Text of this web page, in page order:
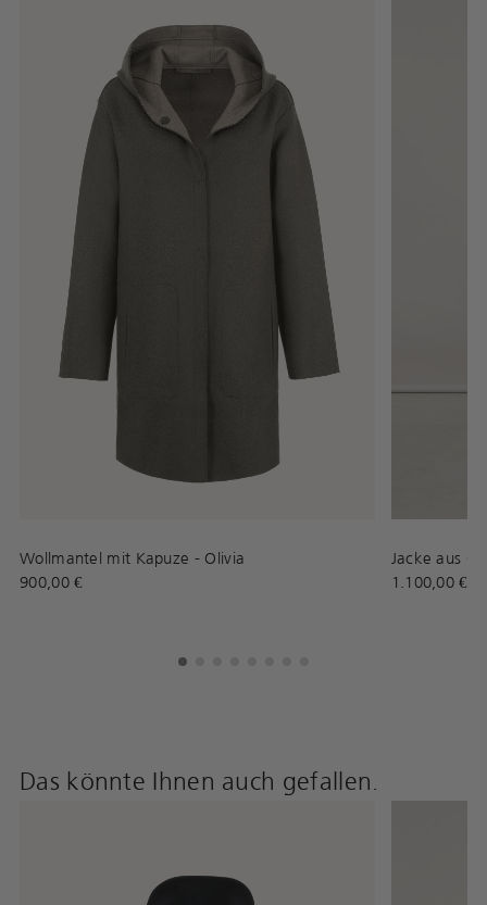
Wollmantel mit Kapuze - Olivia
900,00 €
Jacke aus
1.100,00 €
Das könnte Ihnen auch gefallen.